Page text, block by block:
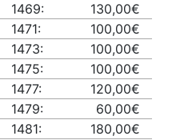
1469:
130,00€
1471:
100,00€
1473:
100,00€
1475:
100,00€
1477:
120,00€
1479:
60,00€
1481:
180,00€